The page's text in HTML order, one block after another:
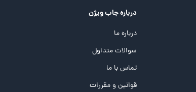
درباره جاب ویژن
درباره ما
سوالات متداول
تماس با ما
قوانین و مقررات